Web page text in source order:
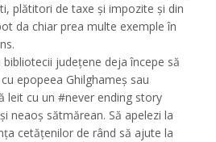
plătitori de taxe și impozite și din
da chiar prea multe exemple în
bibliotecii județene deja începe să
epopeea Ghilghameș sau
leit cu un #never ending story
neaoș sătmărean. Să apelezi la
cetățenilor de rând să ajute la